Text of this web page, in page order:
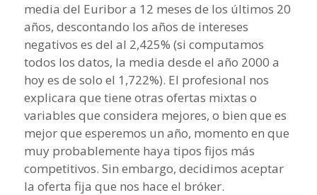
media del Euribor a 12 meses de los últimos 20
años, descontando los años de intereses
negativos es del al 2,425% (si computamos
todos los datos, la media desde el año 2000 a
hoy es de solo el 1,722%). El profesional nos
explicara que tiene otras ofertas mixtas o
variables que considera mejores, o bien que es
mejor que esperemos un año, momento en que
muy probablemente haya tipos fijos más
competitivos. Sin embargo, decidimos aceptar
la oferta fija que nos hace el bróker.